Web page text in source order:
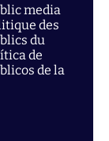
media
des
du
de
de la